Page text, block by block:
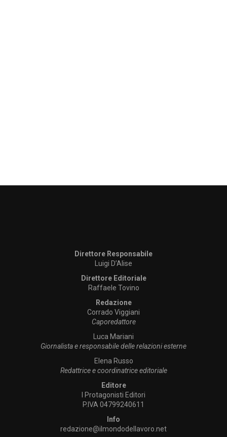
Direttore Responsabile
Luigi D’Alise
Direttore Editoriale
Raffaele Tovino
Redazione
Corrado Viggiani
Caporedattore
Luca Mariani
Giornalista e responsabile delle relazioni esterne
Elena Russo
Redattrice e coordinatrice editoriale
Editore
I Protagonisti Editori
P.IVA 04799240611
Info
redazione@ilmondodellavoro.net